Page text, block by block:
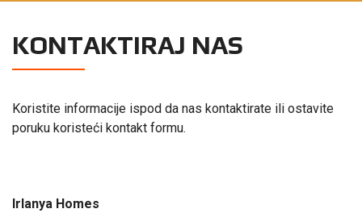
KONTAKTIRAJ NAS
Koristite informacije ispod da nas kontaktirate ili ostavite
poruku koristeći kontakt formu.
Irlanya Homes